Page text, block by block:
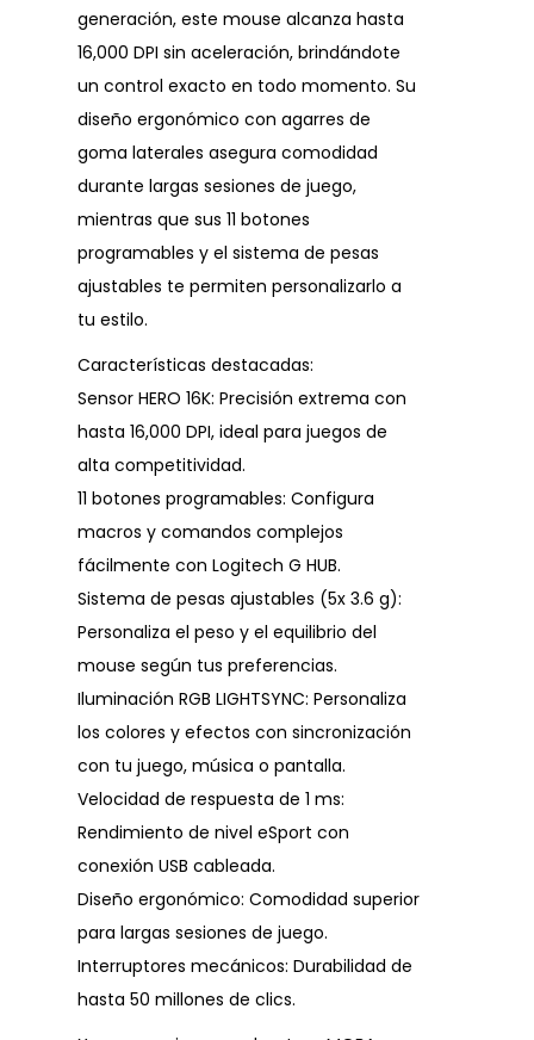
generación, este mouse alcanza hasta
16,000 DPI sin aceleración, brindándote
un control exacto en todo momento. Su
diseño ergonómico con agarres de
goma laterales asegura comodidad
durante largas sesiones de juego,
mientras que sus 11 botones
programables y el sistema de pesas
ajustables te permiten personalizarlo a
tu estilo.
Características destacadas:
Sensor HERO 16K: Precisión extrema con
hasta 16,000 DPI, ideal para juegos de
alta competitividad.
11 botones programables: Configura
macros y comandos complejos
fácilmente con Logitech G HUB.
Sistema de pesas ajustables (5x 3.6 g):
Personaliza el peso y el equilibrio del
mouse según tus preferencias.
Iluminación RGB LIGHTSYNC: Personaliza
los colores y efectos con sincronización
con tu juego, música o pantalla.
Velocidad de respuesta de 1 ms:
Rendimiento de nivel eSport con
conexión USB cableada.
Diseño ergonómico: Comodidad superior
para largas sesiones de juego.
Interruptores mecánicos: Durabilidad de
hasta 50 millones de clics.